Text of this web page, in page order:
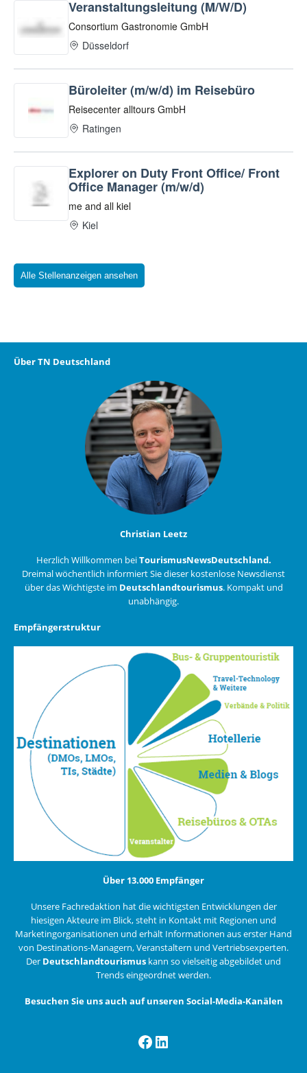
Alle Stellenanzeigen ansehen
Über TN Deutschland
Christian Leetz
Herzlich Willkommen beiTourismusNewsDeutschland.
Dreimal wöchentlich informiert Sie dieser kostenlose Newsdienst
über das Wichtigste im Deutschlandtourismus. Kompakt und
unabhängig.
Empfängerstruktur
Über 13.000 Empfänger
Unsere Fachredaktion hat die wichtigsten Entwicklungen der
hiesigen Akteure im Blick, steht in Kontakt mit Regionen und
Marketingorganisationen und erhält Informationen aus erster Hand
von Destinations-Managern, Veranstaltern und Vertriebsexperten.
Der Deutschlandtourismus kann so vielseitig abgebildet und
Trends eingeordnet werden.
Besuchen Sie uns auch auf unseren Social-Media-Kanälen
Facebook
LinkedIn